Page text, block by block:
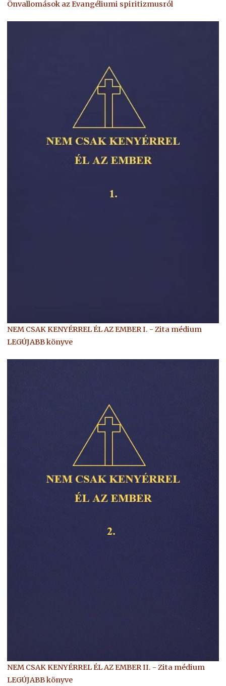
Önvallomások az Evangéliumi spiritizmusról
NEM CSAK KENYÉRREL ÉL AZ EMBER I. - Zita médium
LEGÚJABB könyve
NEM CSAK KENYÉRREL ÉL AZ EMBER II. - Zita médium
LEGÚJABB könyve